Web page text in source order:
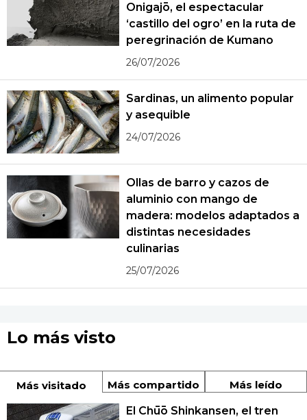
Onigajō, el espectacular
‘castillo del ogro’ en la ruta de
peregrinación de Kumano
26/07/2026
Sardinas, un alimento popular
y asequible
24/07/2026
Ollas de barro y cazos de
aluminio con mango de
madera: modelos adaptados a
distintas necesidades
culinarias
25/07/2026
Lo más visto
Más visitado Más compartido Más leído
El Chūō Shinkansen, el tren